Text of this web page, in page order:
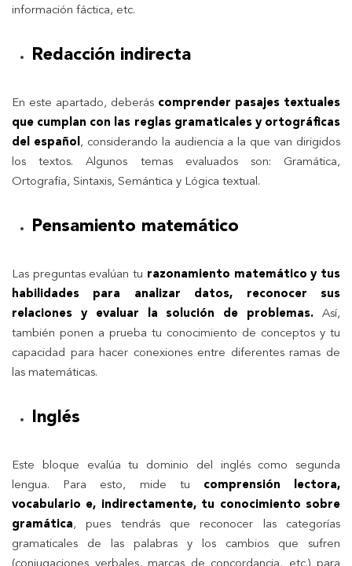
información fáctica, etc.
Redacción indirecta
En este apartado, deberás comprender pasajes textuales
que cumplan con las reglas gramaticales y ortográficas
del español , considerando la audiencia a la que van dirigidos
los textos. Algunos temas evaluados son: Gramática,
Ortografía, Sintaxis, Semántica y Lógica textual.
Pensamiento matemático
Las preguntas evalúan tu razonamiento matemático y tus
habilidades para analizar datos, reconocer sus
relaciones y evaluar la solución de problemas. Así,
también ponen a prueba tu conocimiento de conceptos y tu
capacidad para hacer conexiones entre diferentes ramas de
las matemáticas.
Inglés
Este bloque evalúa tu dominio del inglés como segunda
lengua. Para esto, mide tu comprensión lectora,
vocabulario e, indirectamente, tu conocimiento sobre
gramática, pues tendrás que reconocer las categorías
gramaticales de las palabras y los cambios que sufren